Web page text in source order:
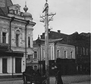
Leave a comment